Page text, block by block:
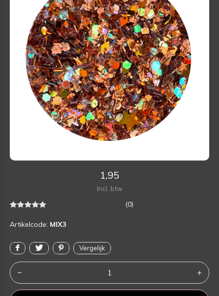
1,95
Incl. btw
(0)
Artikelcode: MIX3
Vergelijk